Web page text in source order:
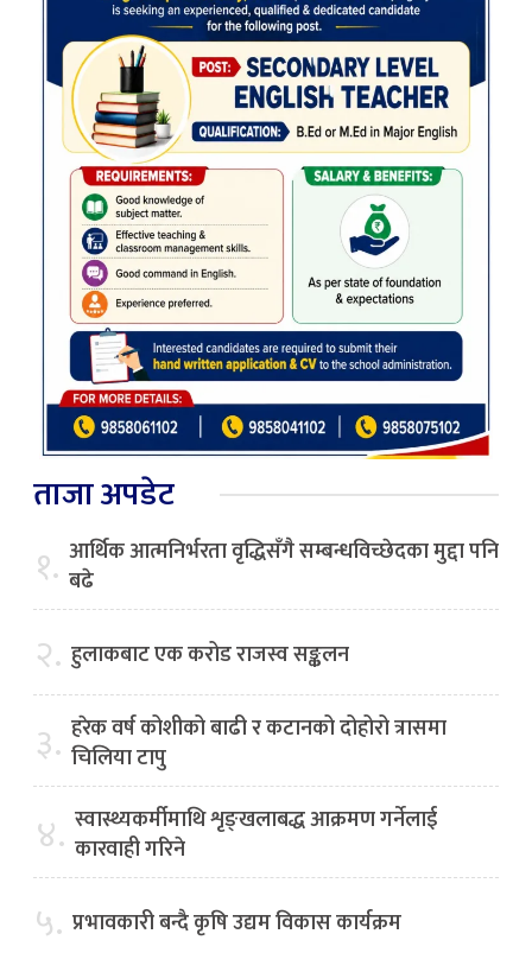
ताजा अपडेट
१. आर्थिक आत्मनिर्भरता वृद्धिसँगै सम्बन्धविच्छेदका मुद्दा पनि
बढे
२. हुलाकबाट एक करोड राजस्व सङ्कलन
३. हरेक वर्ष कोशीको बाढी र कटानको दोहोरो त्रासमा
चिलिया टापु
४. स्वास्थ्यकर्मीमाथि शृङ्खलाबद्ध आक्रमण गर्नेलाई
कारवाही गरिने
५. प्रभावकारी बन्दै कृषि उद्यम विकास कार्यक्रम